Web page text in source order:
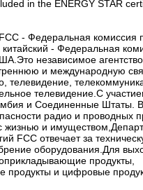
in the ENERGY STAR
- Федеральная комиссия
- Федеральная
независимое
и международную
телевидение,
телевидение.С
и Соединенные Штаты.
радио и проводных
жизнью и
FCC отвечает за
оборудования.Для
продукты,
продукты и цифровые